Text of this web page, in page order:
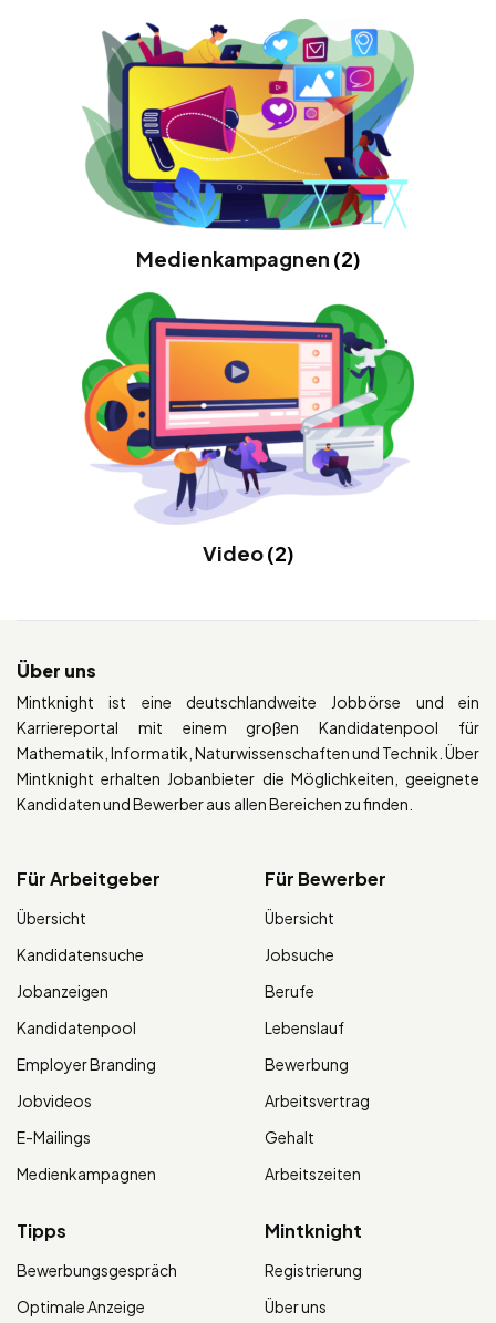
Medienkampagnen (2)
Video(2)
Über uns
Mintknight ist eine deutschlandweite Jobbörse und ein
Karriereportal mit einem großen Kandidatenpool für
Mathematik, Informatik, Naturwissenschaften und Technik. Über
Mintknight erhalten Jobanbieter die Möglichkeiten, geeignete
Kandidaten und Bewerber aus allen Bereichen zu finden.
Für Arbeitgeber
Übersicht
Kandidatensuche
Jobanzeigen
Kandidatenpool
Employer Branding
Jobvideos
E-Mailings
Medienkampagnen
Für Bewerber
Übersicht
Jobsuche
Berufe
Lebenslauf
Bewerbung
Arbeitsvertrag
Gehalt
Arbeitszeiten
Tipps
Bewerbungsgespräch
Optimale Anzeige
Mintknight
Registrierung
Über uns